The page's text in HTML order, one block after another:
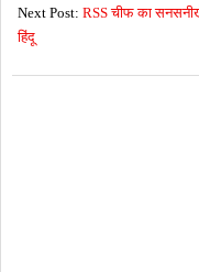
08
Next Post: RSS चीफ का
हिंदू